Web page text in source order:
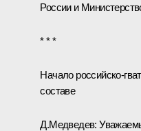
России и
* * *
Начало российско-
составе
Д.Медведев: